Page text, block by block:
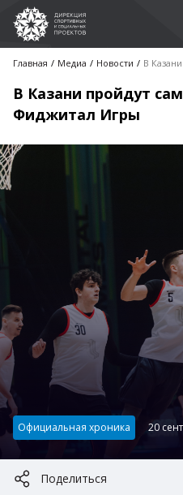
Главная Медиа Новости
В Казани пройдут
Фиджитал Игры
Категория:
Официальная хроника 20
Поделиться